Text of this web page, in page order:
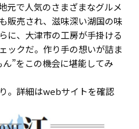
元で人気のさまざまなグルメ
販売され、滋味深い湖国の味
に、大津市の工房が手掛ける
ックだ。作り手の想いが詰ま
”をこの機会に堪能してみ
。詳細はwebサイトを確認